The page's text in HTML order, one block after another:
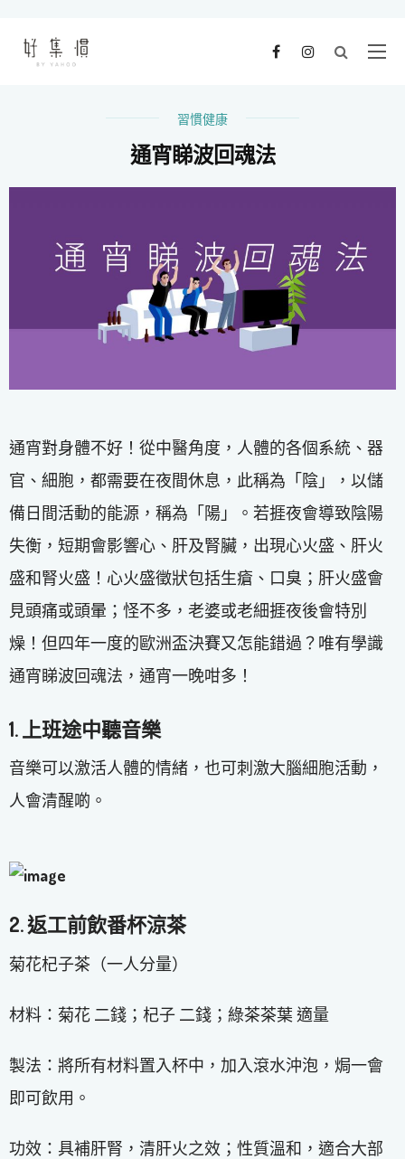
習慣健康
通宵睇波回魂法
通宵對身體不好！從中醫角度，人體的各個系統、器
官、細胞，都需要在夜間休息，此稱為「陰」，以儲
備日間活動的能源，稱為「陽」。若捱夜會導致陰陽
失衡，短期會影響心、肝及腎臟，出現心火盛、肝火
盛和腎火盛！心火盛徵狀包括生瘡、口臭；肝火盛會
見頭痛或頭暈；怪不多，老婆或老細捱夜後會特別
燥！但四年一度的歐洲盃決賽又怎能錯過？唯有學識
通宵睇波回魂法，通宵一晚咁多！
1. 上班途中聽音樂
音樂可以激活人體的情緒，也可刺激大腦細胞活動，
人會清醒啲。
2. 返工前飲番杯涼茶
菊花杞子茶（一人分量）
材料：菊花 二錢；杞子 二錢；綠茶茶葉 適量
製法：將所有材料置入杯中，加入滾水沖泡，焗一會
即可飲用。
功效：具補肝腎，清肝火之效；性質溫和，適合大部